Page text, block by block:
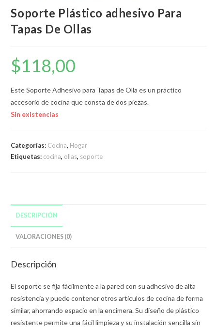
Soporte Plástico adhesivo Para
Tapas De Ollas
$118,00
Este Soporte Adhesivo para Tapas de Olla es un práctico
accesorio de cocina que consta de dos piezas.
Sin existencias
Categorías: Cocina, Hogar
Etiquetas: cocina, ollas, soporte
DESCRIPCIÓN
VALORACIONES (0)
Descripción
El soporte se fija fácilmente a la pared con su adhesivo de alta
resistencia y puede contener otros artículos de cocina de forma
similar, ahorrando espacio en la encimera. Su diseño de plástico
resistente permite una fácil limpieza y su instalación sencilla sin